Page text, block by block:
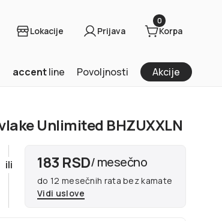
Lokacije Prijava
0
Korpa
accentline Povoljnosti Akcije
Unlimited BHZUXXLN
ili 183 RSD/ mesečno
do 12 mesečnih rata bez kamate
Vidi uslove